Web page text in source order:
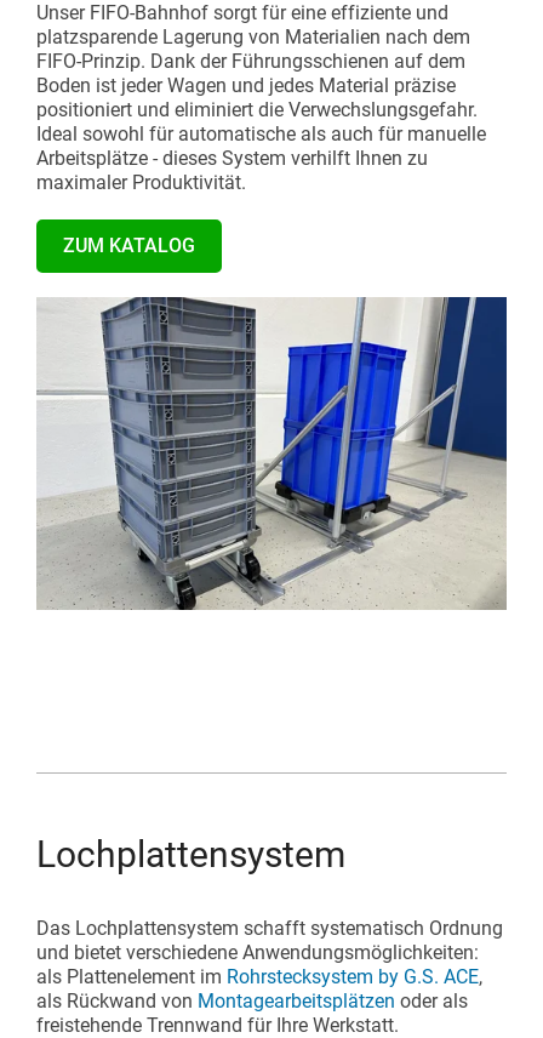
Unser FIFO-Bahnhof sorgt für eine effiziente und
platzsparende Lagerung von Materialien nach dem
FIFO-Prinzip. Dank der Führungsschienen auf dem
Boden ist jeder Wagen und jedes Material präzise
positioniert und eliminiert die Verwechslungsgefahr.
Ideal sowohl für automatische als auch für manuelle
Arbeitsplätze - dieses System verhilft Ihnen zu
maximaler Produktivität.
ZUM KATALOG
Lochplattensystem
Das Lochplattensystem schafft systematisch Ordnung
und bietet verschiedene Anwendungsmöglichkeiten:
als Plattenelement im Rohrstecksystem by G.S. ACE,
als Rückwand von Montagearbeitsplätzen oder als
freistehende Trennwand für Ihre Werkstatt.